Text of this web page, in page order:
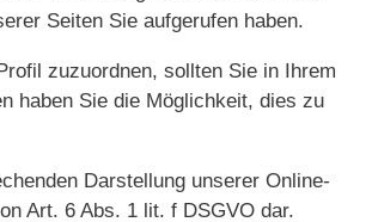
Seiten Sie aufgerufen haben.
zuzuordnen, sollten Sie in Ihrem
haben Sie die Möglichkeit, dies zu
Darstellung unserer Online-
Art. 6 Abs. 1 lit. f DSGVO dar.